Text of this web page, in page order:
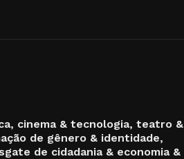
cinema & tecnologia, teatro &
de gênero & identidade,
de cidadania & economia &